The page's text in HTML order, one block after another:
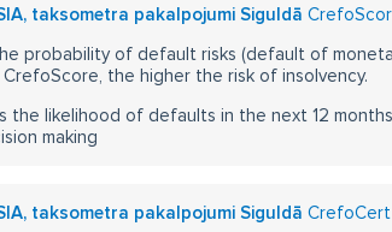
taksometra pakalpojumi Siguldā
probability of default risks (default of
CrefoScore, the higher the risk of insolvency.
the likelihood of defaults in the next 12
making
taksometra pakalpojumi Siguldā